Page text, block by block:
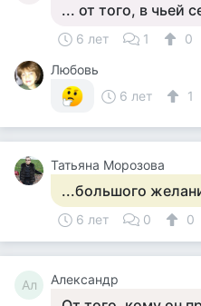
... от того, в чьей
6 лет 1
0
Любовь
6 лет
1
Татьяна Морозова
...большого
6 лет 0 0
Ал Александр